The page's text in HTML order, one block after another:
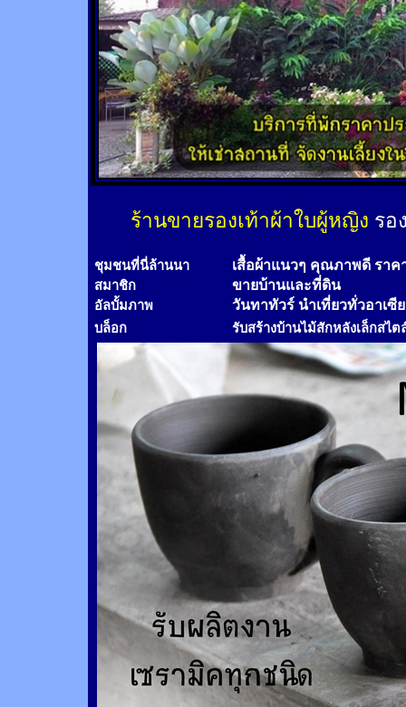
ร้านขายรองเท้าผ้าใบผู้หญิง รอ
ชุมชนที่นี่ล้านนา เสื้อผ้าแนวๆ คุณภาพดี ราค
สมาชิก ขายบ้านและที่ดิน
อัลบั้มภาพ วันทาทัวร์ นำเที่ยวทั่วอาเซี
บล็อก รับสร้างบ้านไม้สักหลังเล็กสไต